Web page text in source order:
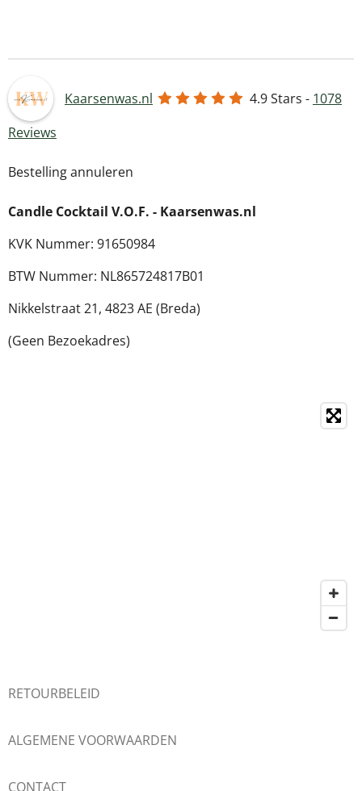
Kaarsenwas.nl 4.9Stars - 1078
Reviews
Bestelling annuleren
Candle Cocktail V.O.F. - Kaarsenwas.nl
KVK Nummer: 91650984
BTW Nummer: NL865724817B01
Nikkelstraat 21, 4823 AE (Breda)
(Geen Bezoekadres)
RETOURBELEID
ALGEMENE VOORWAARDEN
CONTACT